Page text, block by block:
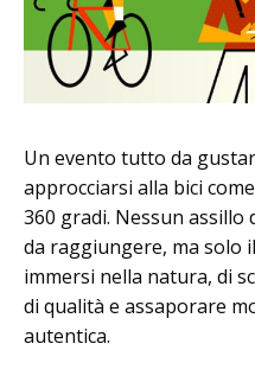
Un evento tutto da
approcciarsi alla bici
360 gradi. Nessun assillo
da raggiungere, ma solo
immersi nella natura, di
di qualità e assaporare
autentica.